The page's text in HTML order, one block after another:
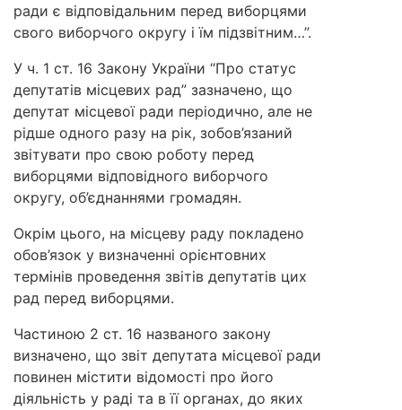
ради є відповідальним перед виборцями
свого виборчого округу і їм підзвітним…”.
У ч. 1 ст. 16 Закону України “Про статус
депутатів місцевих рад” зазначено, що
депутат місцевої ради періодично, але не
рідше одного разу на рік, зобов’язаний
звітувати про свою роботу перед
виборцями відповідного виборчого
округу, об’єднаннями громадян.
Окрім цього, на місцеву раду покладено
обов’язок у визначенні орієнтовних
термінів проведення звітів депутатів цих
рад перед виборцями.
Частиною 2 ст. 16 названого закону
визначено, що звіт депутата місцевої ради
повинен містити відомості про його
діяльність у раді та в її органах, до яких